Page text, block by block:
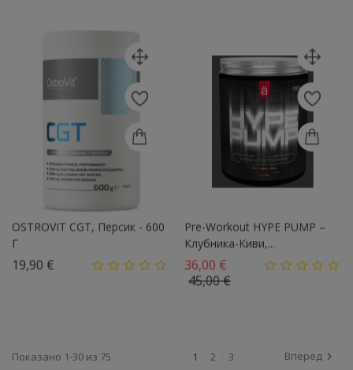
OSTROVIT CGT, Персик - 600
Г
19,90 €
Pre-Workout HYPE PUMP –
Клубника-Киви,...
36,00 € Базовая цена
45,00 €Цена
Показано 1-30 из 75 1 2 3 Вперед 